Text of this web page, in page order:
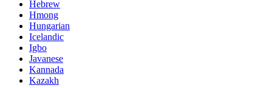
Hebrew
Hmong
Hungarian
Icelandic
Igbo
Javanese
Kannada
Kazakh